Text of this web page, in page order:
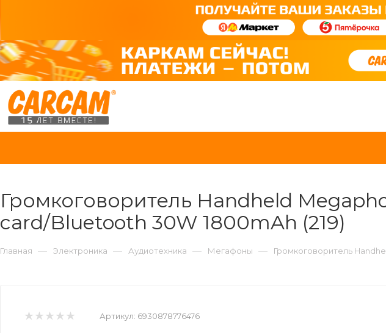
Громкоговоритель Handheld
card/Bluetooth 30W 1800mAh (219)
Главная — Электроника — Аудиотехника — Мегафоны — Громкоговоритель
Артикул: 6930878776476